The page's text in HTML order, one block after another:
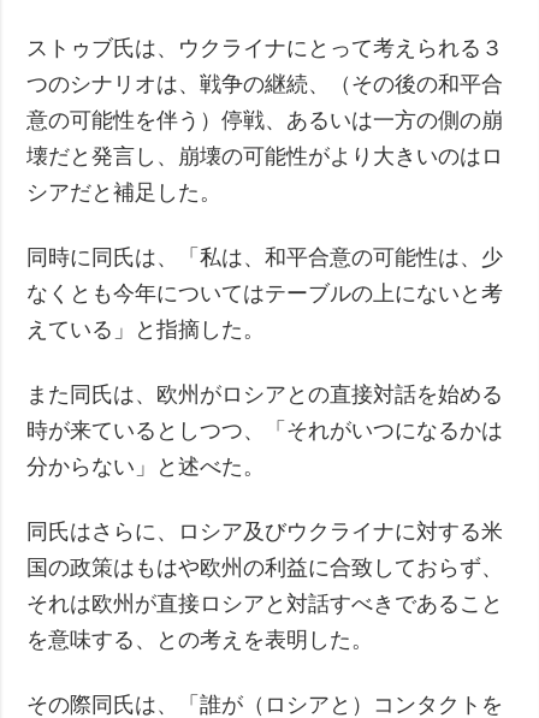
ストゥブ氏は、ウクライナにとって考えられる３
つのシナリオは、戦争の継続、（その後の和平合
意の可能性を伴う）停戦、あるいは一方の側の崩
壊だと発言し、崩壊の可能性がより大きいのはロ
シアだと補足した。
同時に同氏は、「私は、和平合意の可能性は、少
なくとも今年についてはテーブルの上にないと考
えている」と指摘した。
また同氏は、欧州がロシアとの直接対話を始める
時が来ているとしつつ、「それがいつになるかは
分からない」と述べた。
同氏はさらに、ロシア及びウクライナに対する米
国の政策はもはや欧州の利益に合致しておらず、
それは欧州が直接ロシアと対話すべきであること
を意味する、との考えを表明した。
その際同氏は、「誰が（ロシアと）コンタクトを